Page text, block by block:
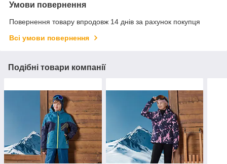
Умови повернення
Повернення товару впродовж 14 днів за рахунок покупця
Всі умови повернення
Подібні товари компанії